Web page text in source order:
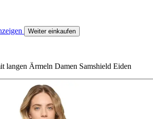
Weiter einkaufen
langen Ärmeln Damen Samshield Eiden